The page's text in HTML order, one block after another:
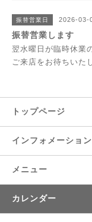
振替営業日 2026-03-
振替営業します
翌水曜日が臨時休業
ご来店をお待ちいた
トップページ
インフォメーション
メニュー
カレンダー